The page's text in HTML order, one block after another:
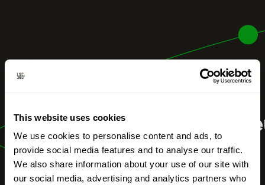
This website uses cookies
We use cookies to personalise content and ads, to
provide social media features and to analyse our traffic.
We also share information about your use of our site with
our social media, advertising and analytics partners who